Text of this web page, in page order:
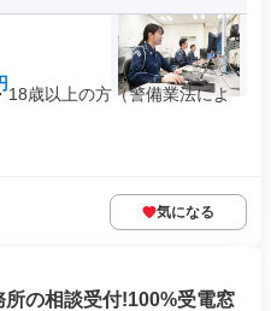
18歳以上の方（警備業法によ
気になる
所の相談受付!100%受電窓